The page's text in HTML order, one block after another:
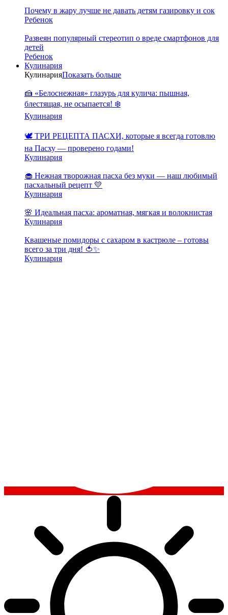
Почему в жару лучше не давать детям газировку и сок
Ребенок
Развеян популярный стереотип о вреде смартфонов для
детей
Ребенок
Кулинария
КулинарияПоказать больше
🍰 «Белоснежная» глазурь для кулича: пышная,
блестящая, не осыпается! ❄️
Кулинария
🕊️ ТРИ РЕЦЕПТА ПАСХИ, которые я всегда готовлю
на Пасху — проверено годами!
Кулинария
🧁 Нежная творожная пасха без муки — наш любимый
пасхальный рецепт 💛
Кулинария
🌸 Идеальная пасха: ароматная, мягкая и волокнистая
Кулинария
Квашеные помидоры с сахаром в кастрюле – готовы
всего за три дня! 🍅✨
Кулинария